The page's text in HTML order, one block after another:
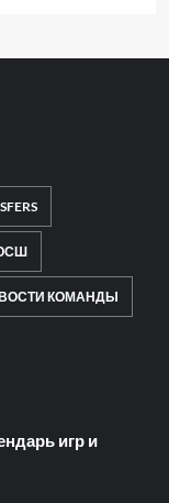
КОМАНДЫ
игр и